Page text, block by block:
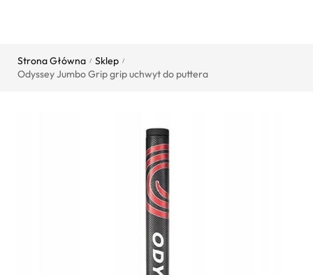
Strona Główna / Sklep /
Odyssey Jumbo Grip grip uchwyt do puttera